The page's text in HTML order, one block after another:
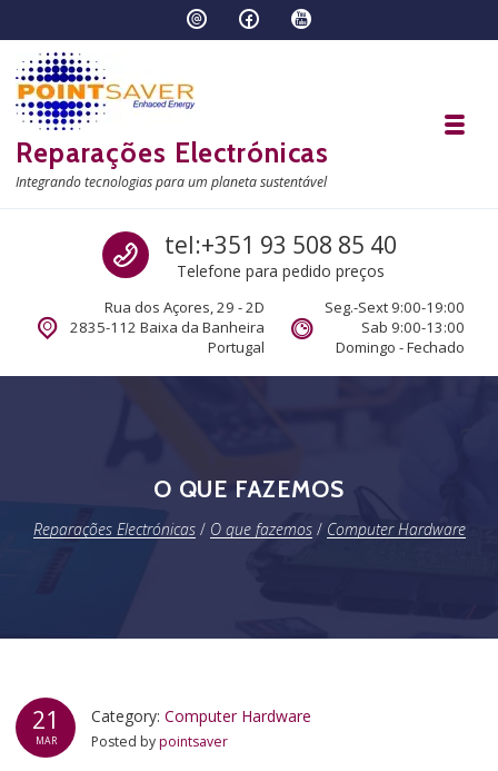
Reparações Electrónicas
Integrando tecnologias para um planeta sustentável
Call us
tel:+351 93 508 85 40
Telefone para pedido preços
Rua dos Açores, 29 - 2D
2835-112 Baixa da Banheira
Portugal
Seg.-Sext 9:00-19:00
Sab 9:00-13:00
Domingo - Fechado
O QUE FAZEMOS
Reparações Electrónicas/ O que fazemos/ Computer Hardware
21
MAR
Category:Computer Hardware
Posted bypointsaver